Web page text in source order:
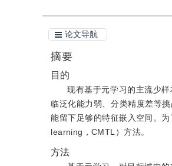
论文导航
摘要
目的
现有基于元学习的主流少
临泛化能力弱、分类精度差等
能留下足够的特征嵌入空间。
learning，CMTL）方法。
方法